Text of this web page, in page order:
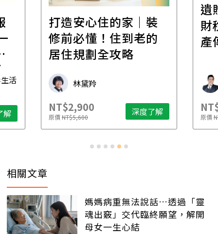
活
解
打造安心住的家｜裝
修前必懂！住到老的
居住規劃全攻略
林黛羚
NT$2,900
原價NT$5,600 深度了解
遺
財
產
原價
相關文章
媽媽病重無法說話…透過「靈
魂出竅」交代臨終願望，解開
母女一生心結